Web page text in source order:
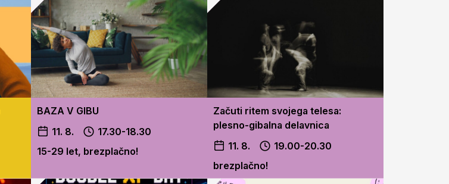
BAZA V GIBU
11. 8.
17.30-18.30
15-29 let, brezplačno!
Začuti ritem svojega telesa:
plesno-gibalna delavnica
11. 8.
19.00-20.30
brezplačno!